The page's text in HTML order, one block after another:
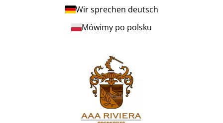
Wir sprechen deutsch
Mówimy po polsku